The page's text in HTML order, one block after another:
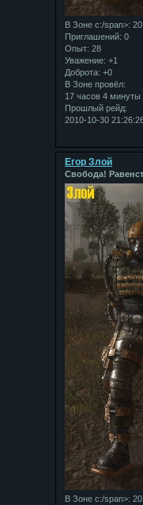
В Зоне с:/span>:
Приглашений: 0
Опыт: 28
Уважение: +1
Доброта: +0
В Зоне провёл:
17 часов 4 минуты
Прошлый рейд:
2010-10-30
Егор Злой
Свобода!
В Зоне с:/span>: